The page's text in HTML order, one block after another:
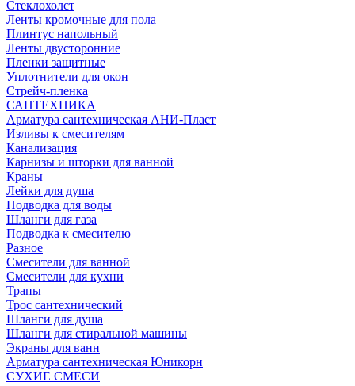
Стеклохолст
Ленты кромочные для пола
Плинтус напольный
Ленты двусторонние
Пленки защитные
Уплотнители для окон
Стрейч-пленка
САНТЕХНИКА
Арматура сантехническая АНИ-Пласт
Изливы к смесителям
Канализация
Карнизы и шторки для ванной
Краны
Лейки для душа
Подводка для воды
Шланги для газа
Подводка к смесителю
Разное
Смесители для ванной
Смесители для кухни
Трапы
Трос сантехнический
Шланги для душа
Шланги для стиральной машины
Экраны для ванн
Арматура сантехническая Юникорн
СУХИЕ СМЕСИ